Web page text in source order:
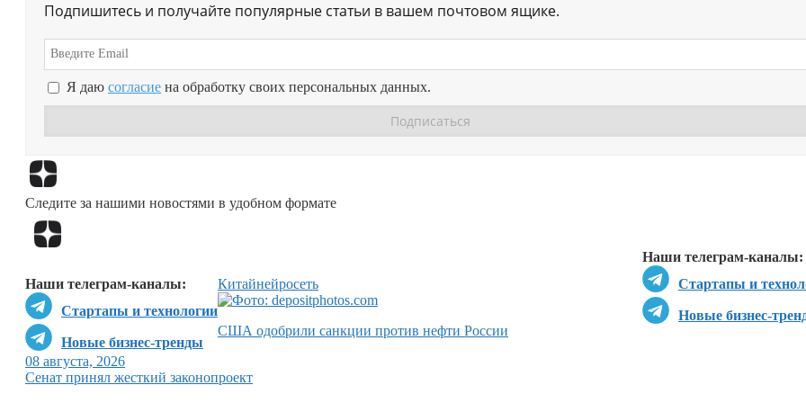
Подпишитесь и получайте популярные статьи в вашем почтовом ящике.
Я даю согласие на обработку своих персональных данных.
Следите за нашими новостями в удобном формате
Наши телеграм-каналы:
Стартапы и
Новые бизнес-
Наши телеграм-каналы:
Стартапы и технологии
Новые бизнес-тренды
Китайнейросеть
США одобрили санкции против нефти России
08 августа, 2026
Сенат принял жесткий законопроект